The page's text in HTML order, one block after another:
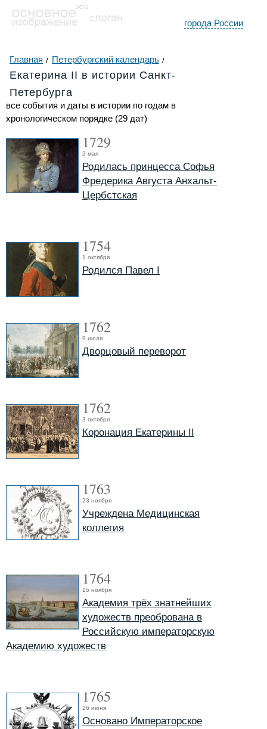
города России
Главная Петербургский календарь
Екатерина II в истории Санкт-
Петербурга
все события и даты в истории по годам в
хронологическом порядке (29 дат)
1729
2 мая
Родилась принцесса Софья
Фредерика Августа Анхальт-
Цербстская
1754
1 октября
Родился Павел I
1762
9 июля
Дворцовый переворот
1762
3 октября
Коронация Екатерины II
1763
23 ноября
Учреждена Медицинская
коллегия
1764
15 ноября
Академия трёх знатнейших
художеств преобрована в
Российскую императорскую
Академию художеств
1765
26 июня
Основано Императорское